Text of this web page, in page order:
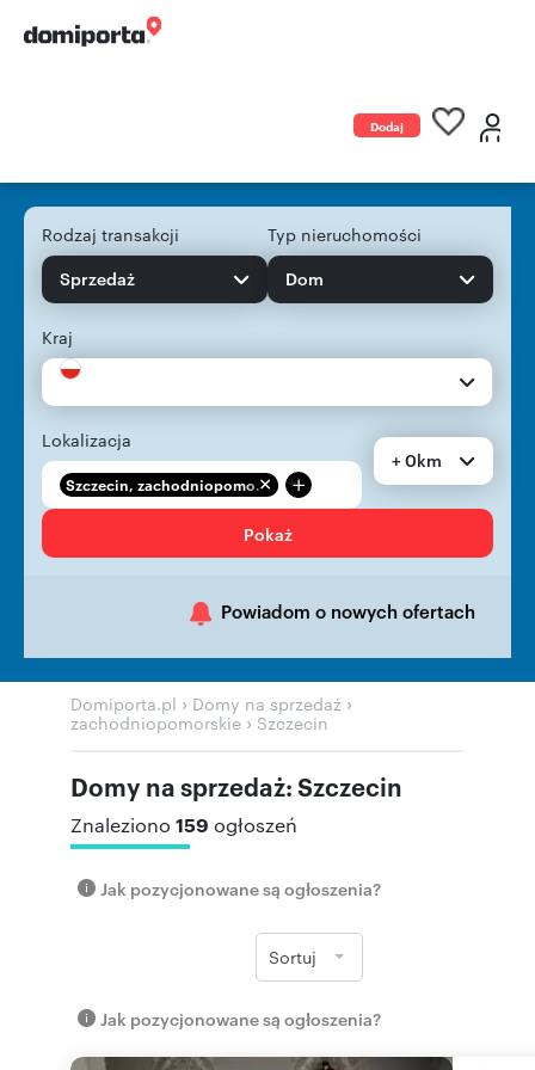
Dodaj
Rodzaj transakcji
Sprzedaż
Typ nieruchomości
Dom
Kraj
Lokalizacja
Szczecin, zachodniopomo... +
+ 0km
Pokaż
Powiadom o nowych ofertach
Domiporta.pl › Domy na sprzedaż ›
zachodniopomorskie › Szczecin
Domy na sprzedaż: Szczecin
Znaleziono 159 ogłoszeń
Jak pozycjonowane są ogłoszenia?
Sortuj
Jak pozycjonowane są ogłoszenia?